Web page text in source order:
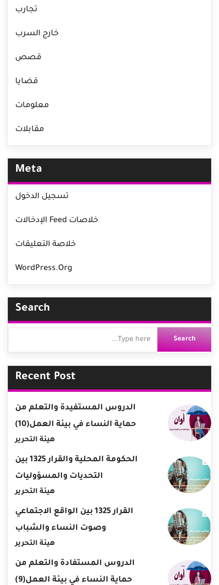
تجارب
خارج السرب
قصص
قضايا
معلومات
مقابلات
Meta
تسجيل الدخول
خلاصات Feed الإدخالات
خلاصة التعليقات
WordPress.org
Search
Recent Post
الدروس المستفيدة والتعلم من
حماية النساء في بيئة العمل(10)
هيئة التحرير
الحكومة المحلية والقرار 1325 بين
التحديات والمسؤوليات
هيئة التحرير
القرار 1325 بين الواقع الاجتماعي
وصوت النساء والشباب
هيئة التحرير
الدروس المستفادة والتعلم من
حماية النساء في بيئة العمل(9)